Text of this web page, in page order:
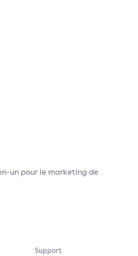
un pour le marketing de
Support